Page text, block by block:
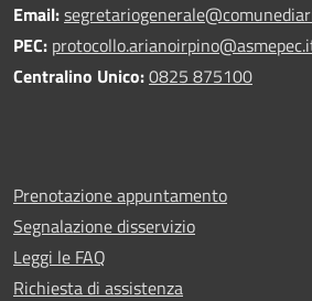
Email:
PEC:
Centralino Unico:0825 875100
Prenotazione appuntamento
Segnalazione disservizio
Leggi le FAQ
Richiesta di assistenza